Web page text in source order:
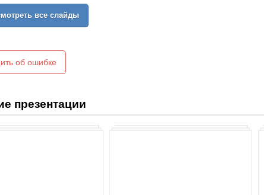
все слайды
об ошибке
презентации